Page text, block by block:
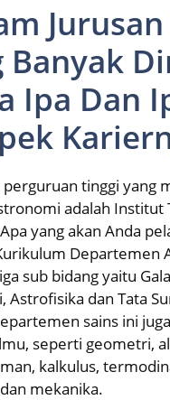
Banyak
Ipa Dan
perguruan tinggi yang
adalah Institut
yang akan Anda
Departemen
sub bidang yaitu
Astrofisika dan Tata
sains ini
seperti geometri,
kalkulus,
mekanika.